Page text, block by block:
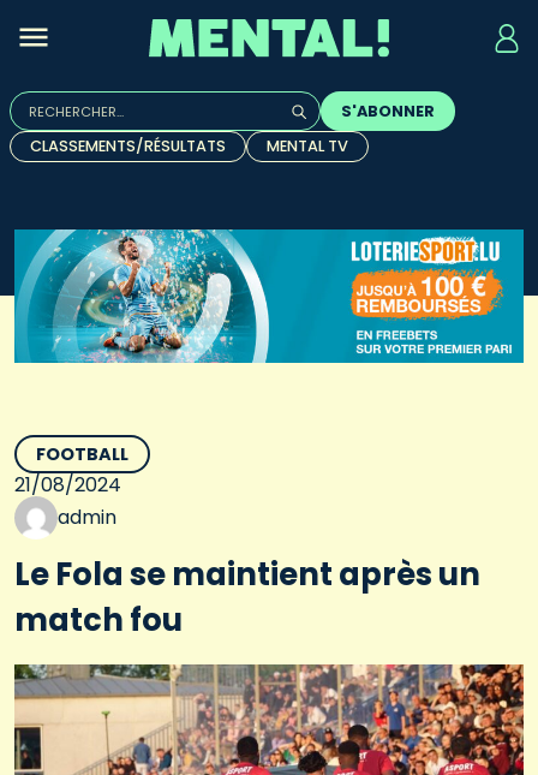
Rechercher :
Quand les résultats de l'auto-complétion sont
S'ABONNER
CLASSEMENTS/RÉSULTATS
MENTAL TV
FOOTBALL
21/08/2024
admin
Le Fola se maintient après un
match fou